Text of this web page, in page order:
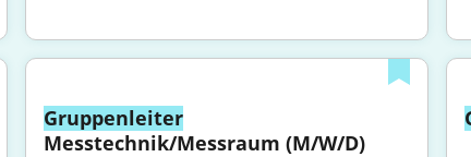
Gruppenleiter
Messtechnik/Messraum (M/W/D)